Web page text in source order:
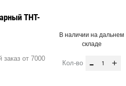
THT-
от 7000
В наличии на дальнем
складе
Кол-во - +